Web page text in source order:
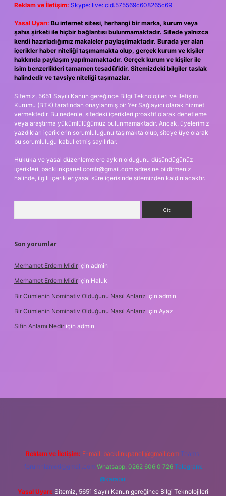
Reklam ve İletişim: Skype: live:.cid.575569c608265c69
Yasal Uyarı: Bu internet sitesi, herhangi bir marka, kurum veya
şahıs şirketi ile hiçbir bağlantısı bulunmamaktadır. Sitede yalnızca
kendi hazırladığımız makaleler paylaşılmaktadır. Burada yer alan
içerikler haber niteliği taşımamakta olup, gerçek kurum ve kişiler
hakkında paylaşım yapılmamaktadır. Gerçek kurum ve kişiler ile
isim benzerlikleri tamamen tesadüfidir. Sitemizdeki bilgiler taslak
halindedir ve tavsiye niteliği taşımazlar.
Sitemiz, 5651 Sayılı Kanun gereğince Bilgi Teknolojileri ve İletişim
Kurumu (BTK) tarafından onaylanmış bir Yer Sağlayıcı olarak hizmet
vermektedir. Bu nedenle, sitedeki içerikleri proaktif olarak denetleme
veya araştırma yükümlülüğümüz bulunmamaktadır. Ancak, üyelerimiz
yazdıkları içeriklerin sorumluluğunu taşımakta olup, siteye üye olarak
bu sorumluluğu kabul etmiş sayılırlar.
Hukuka ve yasal düzenlemelere aykırı olduğunu düşündüğünüz
içerikleri, backlinkpanelicomtr@gmail.com adresine bildirmeniz
halinde, ilgili içerikler yasal süre içerisinde sitemizden kaldırılacaktır.
Son yorumlar
Merhamet Erdem Midir için admin
Merhamet Erdem Midir için Haluk
Bir Cümlenin Nominativ Olduğunu Nasıl Anlarız için admin
Bir Cümlenin Nominativ Olduğunu Nasıl Anlarız için Ayaz
Sifin Anlamı Nedir için admin
Reklam ve İletişim: E-mail: backlinkpaneli@gmail.com Teams:
forumhizmeti@gmail.com Whatsapp: 0262 606 0 726 Telegram:
@karabul
Yasal Uyarı: Sitemiz, 5651 Sayılı Kanun gereğince Bilgi Teknolojileri